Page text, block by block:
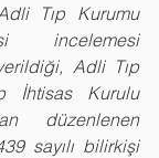
Tıp Kurumu
incelemesi
Adli Tıp
İhtisas Kurulu
düzenlenen
sayılı bilirkişi